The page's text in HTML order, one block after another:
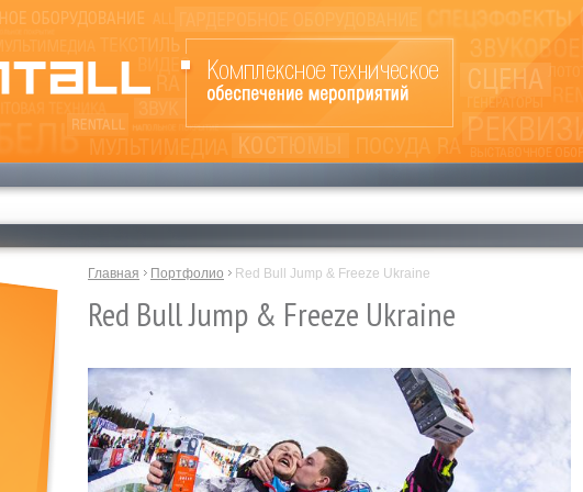
Главная Портфолио Red Bull Jump & Freeze Ukraine
Red Bull Jump & Freeze Ukraine